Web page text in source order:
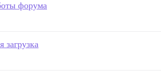
форума
загрузка